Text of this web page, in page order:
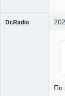
Dr.Radio
По